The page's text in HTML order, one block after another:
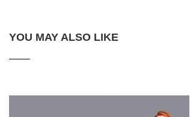
YOU MAY ALSO LIKE